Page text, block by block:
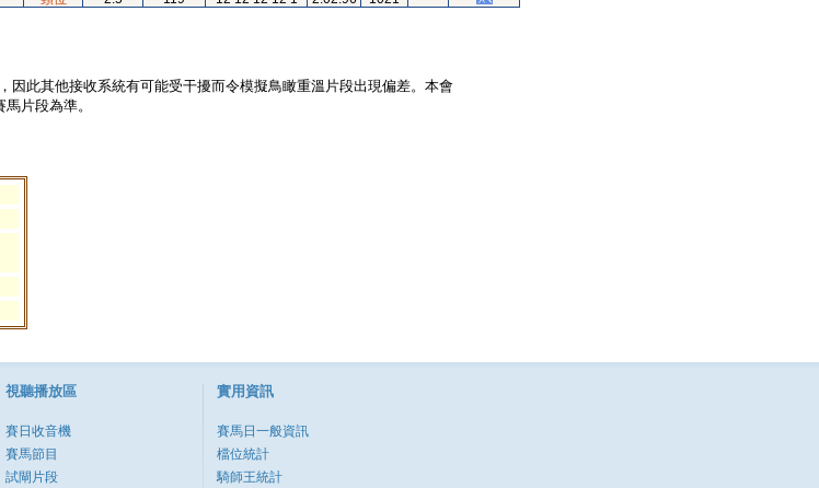
此其他接收系統有可能受干擾而令模擬鳥瞰重溫片段出現偏差。本會
片段為準。
視聽播放區
賽日收音機
賽馬節目
試閘片段
實用資訊
賽馬日一般資訊
檔位統計
騎師王統計